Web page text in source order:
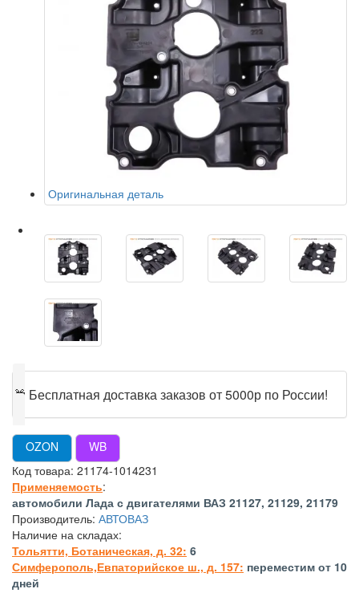
Оригинальная деталь
🎁 Бесплатная доставка заказов от 5000р по России!
OZON
WB
Код товара: 21174-1014231
Применяемость:
автомобили Лада с двигателями ВАЗ 21127, 21129, 21179
Производитель: АВТОВАЗ
Наличие на складах:
Тольятти, Ботаническая, д. 32: 6
Симферополь,Евпаторийское ш., д. 157: переместим от 10
дней